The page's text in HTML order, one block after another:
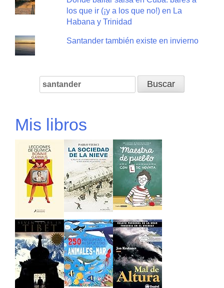
los que ir (¡y a los que no!) en La
Habana y Trinidad
Santander también existe en invierno
Buscar:
Mis libros